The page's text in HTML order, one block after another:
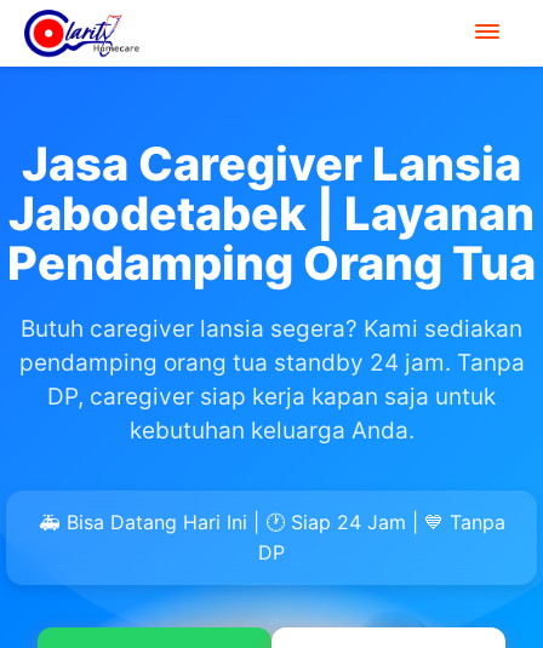
Jasa Caregiver Lansia
Jabodetabek | Layanan
Pendamping Orang Tua
Butuh caregiver lansia segera? Kami sediakan
pendamping orang tua standby 24 jam. Tanpa
DP, caregiver siap kerja kapan saja untuk
kebutuhan keluarga Anda.
🚑 Bisa Datang Hari Ini | 🕐 Siap 24 Jam | 💙 Tanpa
DP